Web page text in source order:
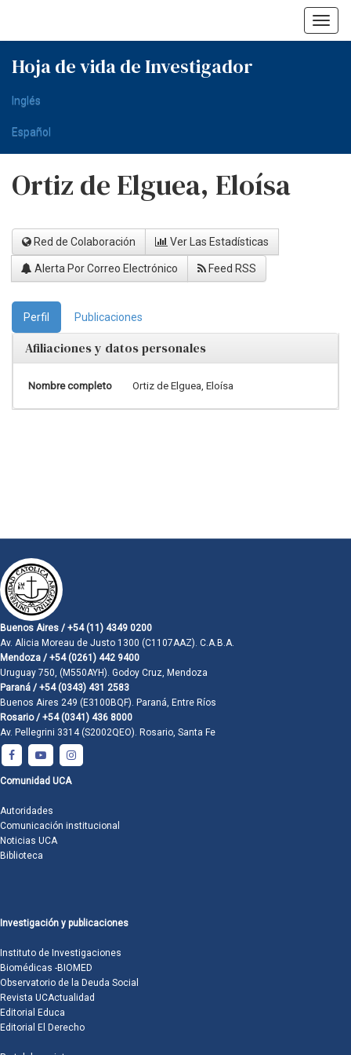
Hoja de vida de Investigador
Inglés
Español
Ortiz de Elguea, Eloísa
Red de Colaboración Ver Las Estadísticas
Alerta Por Correo Electrónico Feed RSS
Perfil Publicaciones
Afiliaciones y datos personales
Nombre completo Ortiz de Elguea, Eloísa
Buenos Aires / +54 (11) 4349 0200
Av. Alicia Moreau de Justo 1300 (C1107AAZ). C.A.B.A.
Mendoza / +54 (0261) 442 9400
Uruguay 750, (M550AYH). Godoy Cruz, Mendoza
Paraná / +54 (0343) 431 2583
Buenos Aires 249 (E3100BQF). Paraná, Entre Ríos
Rosario / +54 (0341) 436 8000
Av. Pellegrini 3314 (S2002QEO). Rosario, Santa Fe
Comunidad UCA
Autoridades
Comunicación institucional
Noticias UCA
Biblioteca
Investigación y publicaciones
Instituto de Investigaciones
Biomédicas -BIOMED
Observatorio de la Deuda Social
Revista UCActualidad
Editorial Educa
Editorial El Derecho